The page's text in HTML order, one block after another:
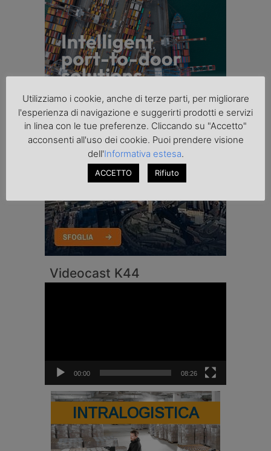
Videocast K44
00:00 08:26
INTRALOGISTICA
Utilizziamo i cookie, anche di terze parti, per migliorare
l'esperienza di navigazione e suggerirti prodotti e servizi
in linea con le tue preferenze. Cliccando su "Accetto"
acconsenti all'uso dei cookie. Puoi prendere visione
dell'Informativa estesa.
ACCETTO Rifiuto